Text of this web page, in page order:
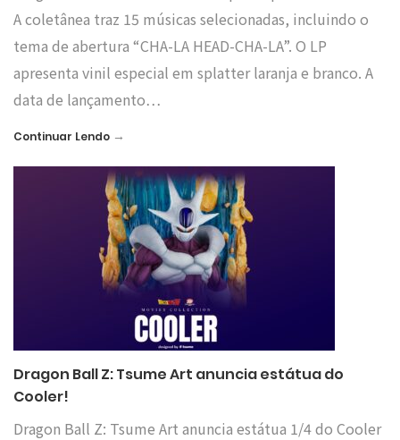
A coletânea traz 15 músicas selecionadas, incluindo o
tema de abertura “CHA-LA HEAD-CHA-LA”. O LP
apresenta vinil especial em splatter laranja e branco. A
data de lançamento…
Continuar Lendo →
Dragon Ball Z: Tsume Art anuncia estátua do
Cooler!
Dragon Ball Z: Tsume Art anuncia estátua 1/4 do Cooler